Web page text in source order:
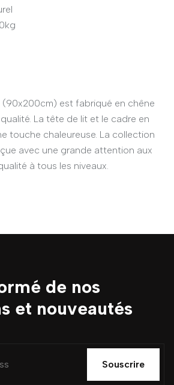
(90x200cm) est fabriqué en chêne
La tête de lit et le cadre en
touche chaleureuse. La collection
avec une grande attention aux
à tous les niveaux.
de nos
et nouveautés
Souscrire